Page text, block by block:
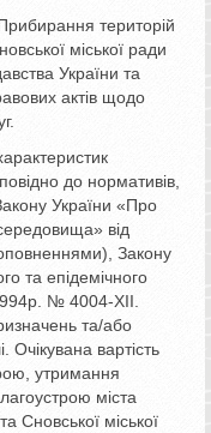
територій
міської ради
України та
актів щодо
до нормативів,
України «Про
від
Закону
та епідемічного
№ 4004-XII.
та/або
Очікувана вартість
утримання
міста
Сновської міської